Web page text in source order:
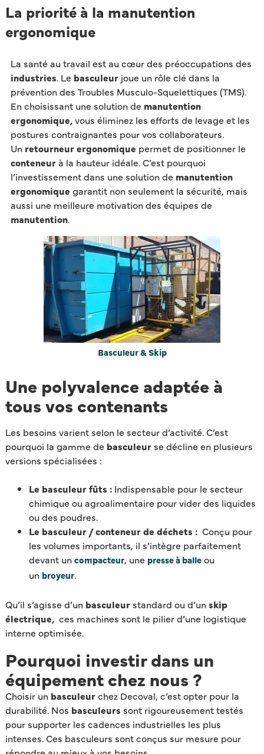
La priorité à la manutention
ergonomique
La santé au travail est au cœur des préoccupations des
industries. Le basculeur joue un rôle clé dans la
prévention des Troubles Musculo-Squelettiques (TMS).
En choisissant une solution de manutention
ergonomique,vous éliminez les efforts de levage et les
postures contraignantes pour vos collaborateurs.
Un retourneur ergonomique permet de positionner le
conteneurà la hauteur idéale. C’est pourquoi
l’investissement dans une solution de manutention
ergonomique garantit non seulement la sécurité, mais
aussi une meilleure motivation des équipes de
manutention.
Basculeur & Skip
Une polyvalence adaptée à
tous vos contenants
Les besoins varient selon le secteur d’activité. C’est
pourquoi la gamme de basculeurse décline en plusieurs
versions spécialisées :
Le basculeur fûts :Indispensable pour le secteur
chimique ou agroalimentaire pour vider des liquides
ou des poudres.
Le basculeur / conteneur de déchets : Conçu pour
les volumes importants, il s’intègre parfaitement
devant uncompacteur, une presse à balleou
un broyeur.
Qu’il s’agisse d’un basculeurstandard ou d’unskip
électrique, ces machines sont le pilier d’une logistique
interne optimisée.
Pourquoi investir dans un
équipement chez nous ?
Choisir un basculeurchez Decoval, c’est opter pour la
durabilité. Nos basculeurs sont rigoureusement testés
pour supporter les cadences industrielles les plus
intenses. Ces basculeurs sont conçus sur mesure pour